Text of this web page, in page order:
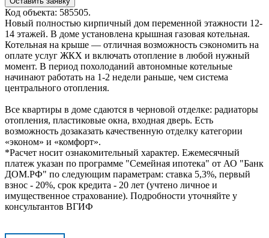
Код объекта: 585505.
Новый полностью кирпичный дом переменной этажности 12-
14 этажей. В доме установлена крышная газовая котельная.
Котельная на крыше — отличная возможность сэкономить на
оплате услуг ЖКХ и включать отопление в любой нужный
момент. В период похолоданий автономные котельные
начинают работать на 1-2 недели раньше, чем система
центрального отопления.
Все квартиры в доме сдаются в черновой отделке: радиаторы
отопления, пластиковые окна, входная дверь. Есть
возможность дозаказать качественную отделку категории
«эконом» и «комфорт».
*Расчет носит ознакомительный характер. Ежемесячный
платеж указан по программе "Семейная ипотека" от АО "Банк
ДОМ.РФ" по следующим параметрам: ставка 5,3%, первый
взнос - 20%, срок кредита - 20 лет (учтено личное и
имущественное страхование). Подробности уточняйте у
консультантов ВГИФ